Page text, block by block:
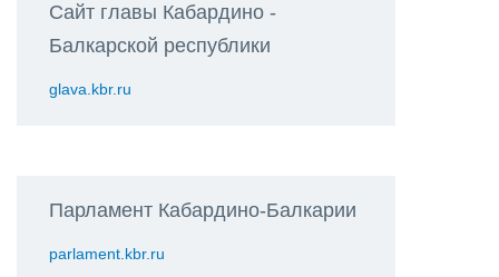
Сайт главы Кабардино -
Балкарской республики
glava.kbr.ru
Парламент Кабардино-Балкарии
parlament.kbr.ru